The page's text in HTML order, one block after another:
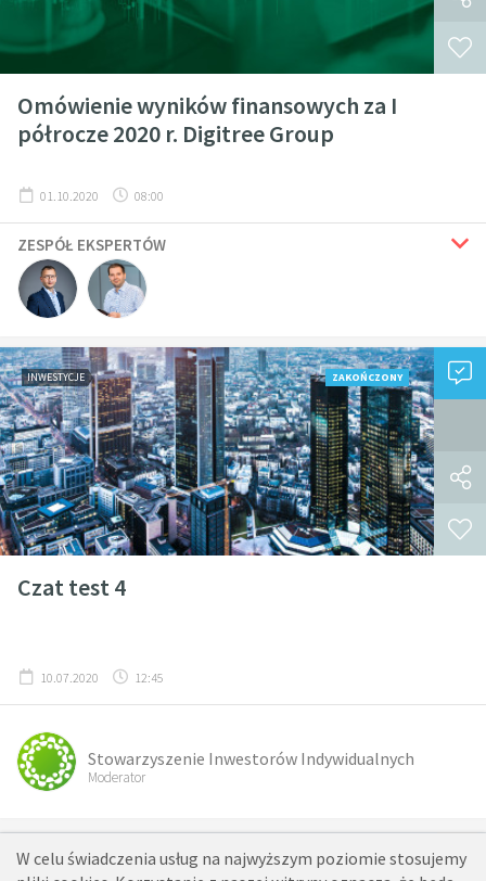
Omówienie wyników finansowych za I
półrocze 2020 r. Digitree Group
01.10.2020 08:00
ZESPÓŁ EKSPERTÓW
INWESTYCJE ZAKOŃCZONY
Czat test 4
10.07.2020 12:45
Stowarzyszenie Inwestorów Indywidualnych
Moderator
1 2 ... 21 22 23 24 25 26 27 28 29
W celu świadczenia usług na najwyższym poziomie stosujemy